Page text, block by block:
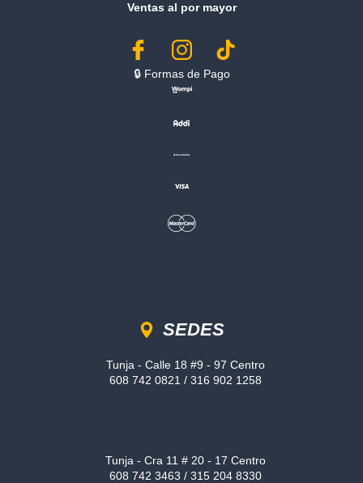
Ventas al por mayor
🔒︎ Formas de Pago
SEDES
Tunja - Calle 18 #9 - 97 Centro
608 742 0821 / 316 902 1258
Tunja - Cra 11 # 20 - 17 Centro
608 742 3463 / 315 204 8330